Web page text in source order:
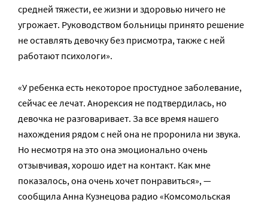
средней тяжести, ее жизни и здоровью ничего не
угрожает. Руководством больницы принято решение
не оставлять девочку без присмотра, также с ней
работают психологи».
«У ребенка есть некоторое простудное заболевание,
сейчас ее лечат. Анорексия не подтвердилась, но
девочка не разговаривает. За все время нашего
нахождения рядом с ней она не проронила ни звука.
Но несмотря на это она эмоционально очень
отзывчивая, хорошо идет на контакт. Как мне
показалось, она очень хочет понравиться», —
сообщила Анна Кузнецова радио «Комсомольская